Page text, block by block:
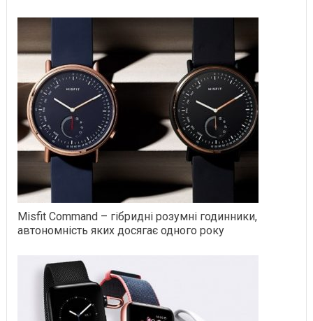
Misfit Command – гібридні розумні годинники,
автономність яких досягає одного року